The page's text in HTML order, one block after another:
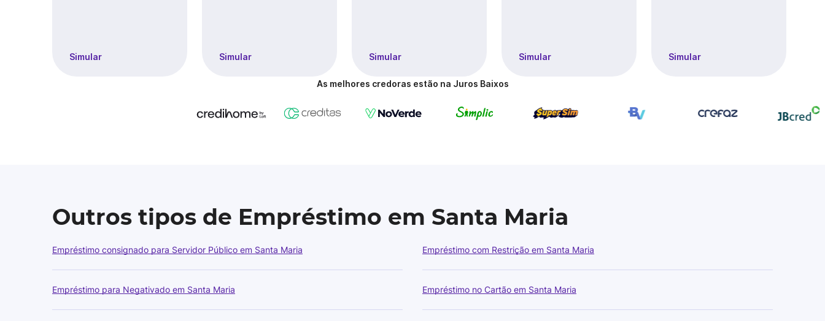
Simular Simular Simular Simular Simular
As melhores credoras estão na Juros Baixos
Outros tipos de Empréstimo em Santa Maria
Empréstimo consignado para Servidor Público em Santa Maria Empréstimo com Restrição em Santa Maria
Empréstimo para Negativado em Santa Maria Empréstimo no Cartão em Santa Maria